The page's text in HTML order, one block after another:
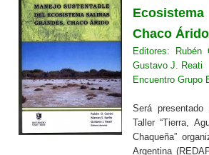
Chaco Árido
Editores:
Gustavo J. Reati
Encuentro Grupo
Será
Taller “Tierra,
Chaqueña”
Argentina